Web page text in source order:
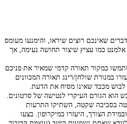
דברים שאינכם רוצים שיראו, והימנעו מעומס
אלמנט כמו עציץ שיצור תחושה נעימה, אך
במקור תאורה קדמי שמאיר את פניכם
במנורת שולחן/רינג תאורה המכוונים
לבוש מכבד שאינו מסיח את הדעת.
הוא הגורם העיקרי לנטישה של סרטונים.
בסביבה שקטה, השתיקו התרעות
הצורך, היעזרו במיקרופון. בצעו